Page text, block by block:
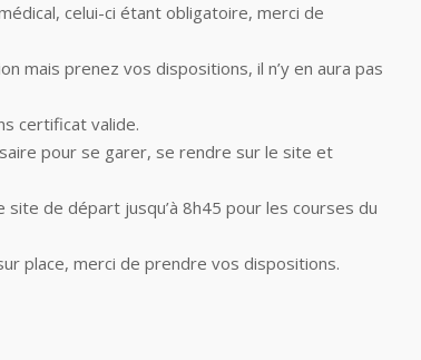
celui-ci étant obligatoire, merci de
mais prenez vos dispositions, il n’y en aura pas
certificat valide.
pour se garer, se rendre sur le site et
de départ jusqu’à 8h45 pour les courses du
place, merci de prendre vos dispositions.